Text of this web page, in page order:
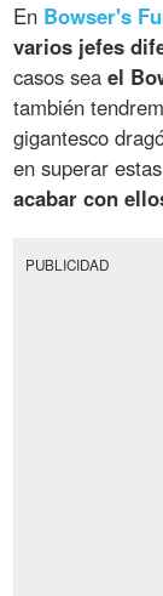
En Bowser's
varios jefes
casos seael
también
gigantesco
en superar
acabar con
PUBLICIDAD